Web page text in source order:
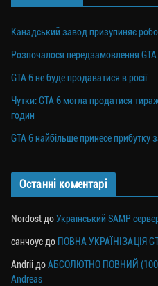
Канадський завод призупиняє
Розпочалося передзамовлення
GTA 6 не буде продаватися в росії
Чутки: GTA 6 могла продатися
годин
GTA 6 найбільше принесе
Останні коментарі
NordostдоУкраїнський SAMP
санчоусдо ПОВНА УКРАЇНІЗАЦІЯ
AndriiдоАБСОЛЮТНО ПОВНИЙ
Andreas